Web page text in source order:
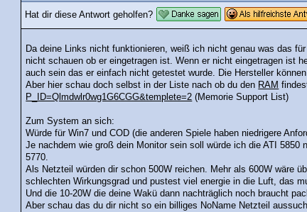
Hat dir diese Antwort geholfen?
Da deine Links nicht funktionieren, weiß ich nicht genau was das
nicht schauen ob er eingetragen ist. Wenn er nicht eingetragen ist
auch sein das er einfach nicht getestet wurde. Die Hersteller
Aber hier schau doch selbst in der Liste nach ob du den RAM
P_ID=Qlmdwlr0wg1G6CGG&templete=2 (Memorie Support List)
Zum System an sich:
Würde für Win7 und COD (die anderen Spiele haben niedrigere
Je nachdem wie groß dein Monitor sein soll würde ich die ATI
5770.
Als Netzteil würden dir schon 500W reichen. Mehr als 600W wäre
schlechten Wirkungsgrad und pustest viel energie in die Luft, das
Und die 10-20W die deine Wakü dann nachträglich noch braucht
Aber schau das du dir nicht so ein billiges NoName Netzteil